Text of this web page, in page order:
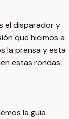
el disparador y
que hicimos a
la prensa y esta
estas rondas
la guía